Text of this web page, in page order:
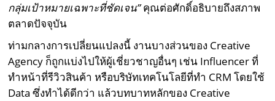
กลุ่มเป้าหมายเฉพาะที่ชัดเจน”คุณต่อศักดิ์อธิบายถึงสภาพ
ตลาดปัจจุบัน
ท่ามกลางการเปลี่ยนแปลงนี้ งานบางส่วนของ Creative
Agency ก็ถูกแบ่งไปให้ผู้เชี่ยวชาญอื่นๆ เช่น Influencer ที่
ทำหน้าที่รีวิวสินค้า หรือบริษัทเทคโนโลยีที่ทำ CRM โดยใช้
Data ซึ่งทำได้ดีกว่า แล้วบทบาทหลักของ Creative